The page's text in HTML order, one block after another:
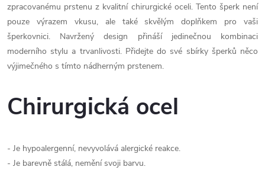
zpracovanému prstenu z kvalitní chirurgické oceli. Tento šperk není
pouze výrazem vkusu, ale také skvělým doplňkem pro vaši
šperkovnici. Navržený design přináší jedinečnou kombinaci
moderního stylu a trvanlivosti. Přidejte do své sbírky šperků něco
výjimečného s tímto nádherným prstenem.
Chirurgická ocel
- Je hypoalergenní, nevyvolává alergické reakce.
- Je barevně stálá, nemění svoji barvu.